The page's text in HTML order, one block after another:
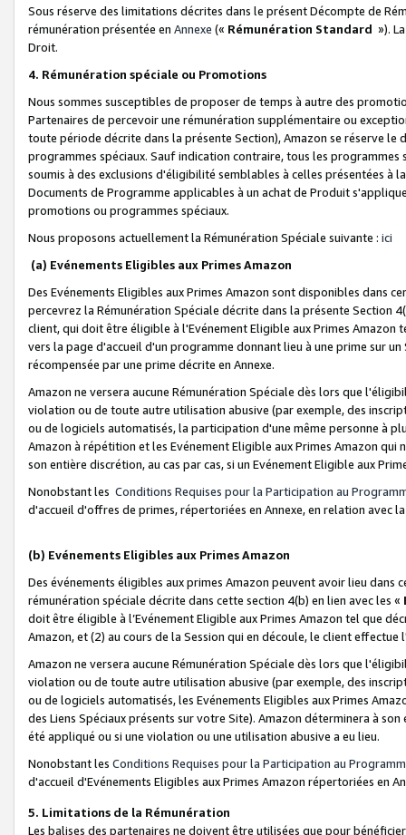
Sous réserve des limitations décrites dans le présent Décompte de
rémunération présentée en Annexe (« Rémunération Standard »).
Droit.
4. Rémunération spéciale ou Promotions
Nous sommes susceptibles de proposer de temps à autre des
Partenaires de percevoir une rémunération supplémentaire ou
toute période décrite dans la présente Section), Amazon se réserve
programmes spéciaux. Sauf indication contraire, tous les
soumis à des exclusions d'éligibilité semblables à celles présentées à
Documents de Programme applicables à un achat de Produit
promotions ou programmes spéciaux.
Nous proposons actuellement la Rémunération Spéciale suivante : ici
(a) Evénements Eligibles aux Primes Amazon
Des Evénements Eligibles aux Primes Amazon sont disponibles dans
percevrez la Rémunération Spéciale décrite dans la présente Section
client, qui doit être éligible à l'Evénement Eligible aux Primes Amazon
vers la page d'accueil d'un programme donnant lieu à une prime sur
récompensée par une prime décrite en Annexe.
Amazon ne versera aucune Rémunération Spéciale dès lors que
violation ou de toute autre utilisation abusive (par exemple, des
ou de logiciels automatisés, la participation d'une même personne à
Amazon à répétition et les Evénement Eligible aux Primes Amazon qui
son entière discrétion, au cas par cas, si un Evénement Eligible aux
Nonobstant les Conditions Requises pour la Participation au
d'accueil d'offres de primes, répertoriées en Annexe, en relation avec
(b) Evénements Eligibles aux Primes Amazon
Des événements éligibles aux primes Amazon peuvent avoir lieu dans
rémunération spéciale décrite dans cette section 4(b) en lien avec les «
doit être éligible à l’Evénement Eligible aux Primes Amazon tel que
Amazon, et (2) au cours de la Session qui en découle, le client
Amazon ne versera aucune Rémunération Spéciale dès lors que
violation ou de toute autre utilisation abusive (par exemple, des
ou de logiciels automatisés, les Evénements Eligibles aux Primes
des Liens Spéciaux présents sur votre Site). Amazon déterminera à
été appliqué ou si une violation ou une utilisation abusive a eu lieu.
Nonobstant les Conditions Requises pour la Participation au
d'accueil d'Evénements Eligibles aux Primes Amazon répertoriées en
5. Limitations de la Rémunération
Les balises des partenaires ne doivent être utilisées que pour